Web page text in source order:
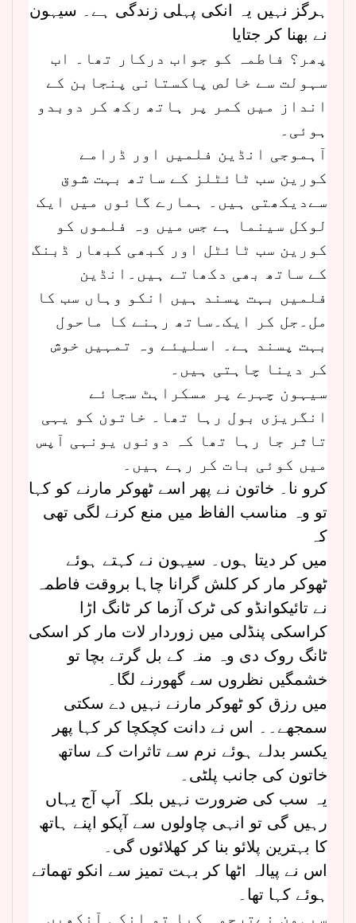
ہرگز نہیں یہ انکی پہلی زندگی ہے۔ سیہون
نے بھنا کر جتایا
پھر؟ فاطمہ کو جواب درکار تھا۔ اب
سہولت سے خالص پاکستانی پنجابن کے
انداز میں کمر پر ہاتھ رکھ کر دوبدو
ہوئی۔
آہموجی انڈین فلمیں اور ڈرامے
کورین سب ٹائٹلز کے ساتھ بہت شوق
سےدیکھتی ہیں۔ ہمارے گائوں میں ایک
لوکل سینما ہے جس میں وہ فلموں کو
کورین سب ٹائٹل اور کبھی کبھار ڈبنگ
کے ساتھ بھی دکھاتے ہیں۔انڈین
فلمیں بہت پسند ہیں انکو وہاں سب کا
مل۔جل کر ایک۔ساتھ رہنے کا ماحول
بہت پسند ہے۔ اسلیئے وہ تمہیں خوش
کر دینا چاہتی ہیں۔
سیہون چہرے پر مسکراہٹ سجائے
انگریزی بول رہا تھا۔ خاتون کو یہی
تاثر جا رہا تھا کہ دونوں یونہی آپس
میں کوئی بات کر رہے ہیں۔
کرو نا۔ خاتون نے پھر اسے ٹھوکر مارنے کو کہا
تو وہ مناسب الفاظ میں منع کرنے لگی تھی
کہ
میں کر دیتا ہوں۔ سیہون نے کہتے ہوئے
ٹھوکر مار کر کلش گرانا چاہا بروقت فاطمہ
نے تائیکوانڈو کی ٹرک آزما کر ٹانگ اڑا
کراسکی پنڈلی میں زوردار لات مار کر اسکی
ٹانگ روک دی وہ منہ کے بل گرتے بچا تو
خشمگیں نظروں سے گھورنے لگا۔
میں رزق کو ٹھوکر مارنے نہیں دے سکتی
سمجھے۔۔ اس نے دانت کچکچا کر کہا پھر
یکسر بدلے ہوئے نرم سے تاثرات کے ساتھ
خاتون کی جانب پلٹی۔
یہ سب کی ضرورت نہیں بلکہ آپ آج یہاں
رہیں گی تو انہی چاولوں سے آپکو اپنے ہاتھ
کا بہترین پلائو بنا کر کھلائوں گی۔
اس نے پیالہ اٹھا کر بہت تمیز سے انکو تھماتے
ہوئے کہا تھا۔
سیہون نےترجمہ کیا تو انکی آنکھیں